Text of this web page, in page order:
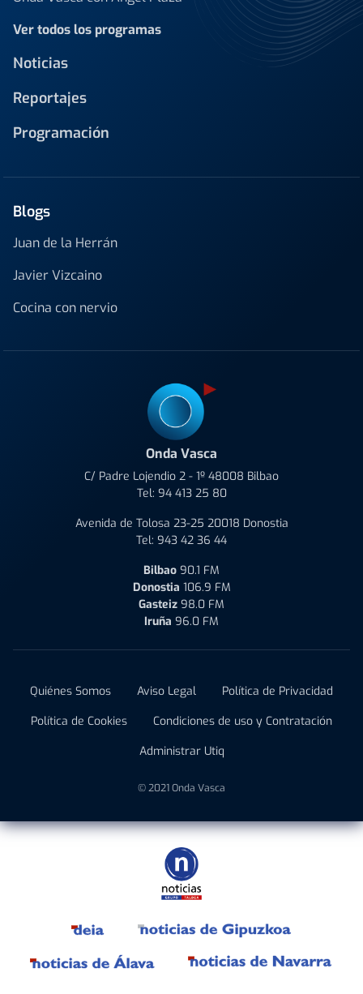
Ver todos los programas
Noticias
Reportajes
Programación
Blogs
Juan de la Herrán
Javier Vizcaino
Cocina con nervio
Onda Vasca
C/ Padre Lojendio 2 - 1º 48008 Bilbao
Tel: 94 413 25 80
Avenida de Tolosa 23-25 20018 Donostia
Tel: 943 42 36 44
Bilbao 90.1 FM
Donostia 106.9 FM
Gasteiz 98.0 FM
Iruña 96.0 FM
Quiénes Somos Aviso Legal
Política de Privacidad
Política de Cookies
Condiciones de uso y Contratación
Administrar Utiq
© 2021 Onda Vasca